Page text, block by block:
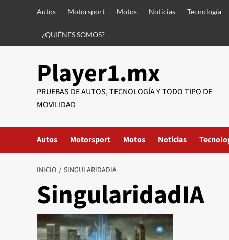
Autos Motorsport Motos Noticias Tecnología
¿QUIÉNES SOMOS?
Player1.mx
PRUEBAS DE AUTOS, TECNOLOGÍA Y TODO TIPO DE
MOVILIDAD
Autos Motorsport Motos Noticias
INICIO SINGULARIDADIA
SingularidadIA